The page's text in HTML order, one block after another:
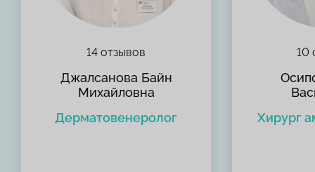
14 отзывов
Джалсанова Байн
Михайловна
Дерматовенеролог
10
Хирург